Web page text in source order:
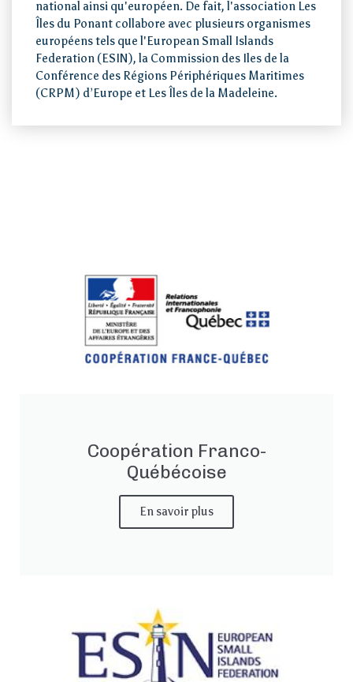
national ainsi qu'européen. De fait, l'association Les
Îles du Ponant collabore avec plusieurs organismes
européens tels que l'European Small Islands
Federation (ESIN), la Commission des Iles de la
Conférence des Régions Périphériques Maritimes
(CRPM) d’Europe et Les Îles de la Madeleine.
Coopération Franco-
Québécoise
En savoir plus